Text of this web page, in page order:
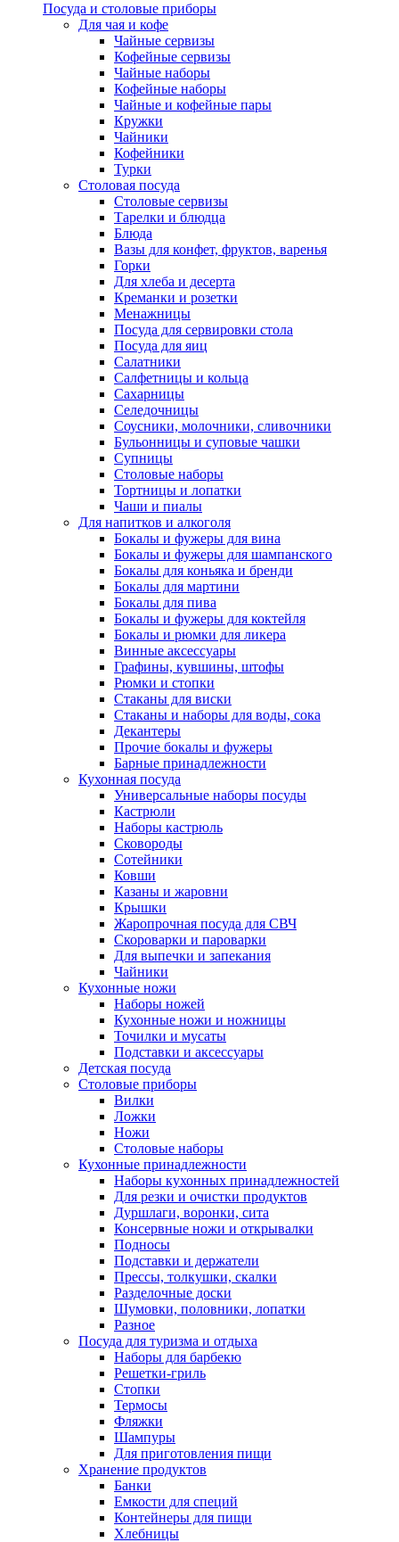
Посуда и столовые приборы
Для чая и кофе
Чайные сервизы
Кофейные сервизы
Чайные наборы
Кофейные наборы
Чайные и кофейные пары
Кружки
Чайники
Кофейники
Турки
Столовая посуда
Столовые сервизы
Тарелки и блюдца
Блюда
Вазы для конфет, фруктов, варенья
Горки
Для хлеба и десерта
Креманки и розетки
Менажницы
Посуда для сервировки стола
Посуда для яиц
Салатники
Салфетницы и кольца
Сахарницы
Селедочницы
Соусники, молочники, сливочники
Бульонницы и суповые чашки
Супницы
Столовые наборы
Тортницы и лопатки
Чаши и пиалы
Для напитков и алкоголя
Бокалы и фужеры для вина
Бокалы и фужеры для шампанского
Бокалы для коньяка и бренди
Бокалы для мартини
Бокалы для пива
Бокалы и фужеры для коктейля
Бокалы и рюмки для ликера
Винные аксессуары
Графины, кувшины, штофы
Рюмки и стопки
Стаканы для виски
Стаканы и наборы для воды, сока
Декантеры
Прочие бокалы и фужеры
Барные принадлежности
Кухонная посуда
Универсальные наборы посуды
Кастрюли
Наборы кастрюль
Сковороды
Сотейники
Ковши
Казаны и жаровни
Крышки
Жаропрочная посуда для СВЧ
Скороварки и пароварки
Для выпечки и запекания
Чайники
Кухонные ножи
Наборы ножей
Кухонные ножи и ножницы
Точилки и мусаты
Подставки и аксессуары
Детская посуда
Столовые приборы
Вилки
Ложки
Ножи
Столовые наборы
Кухонные принадлежности
Наборы кухонных принадлежностей
Для резки и очистки продуктов
Дуршлаги, воронки, сита
Консервные ножи и открывалки
Подносы
Подставки и держатели
Прессы, толкушки, скалки
Разделочные доски
Шумовки, половники, лопатки
Разное
Посуда для туризма и отдыха
Наборы для барбекю
Решетки-гриль
Стопки
Термосы
Фляжки
Шампуры
Для приготовления пищи
Хранение продуктов
Банки
Емкости для специй
Контейнеры для пищи
Хлебницы